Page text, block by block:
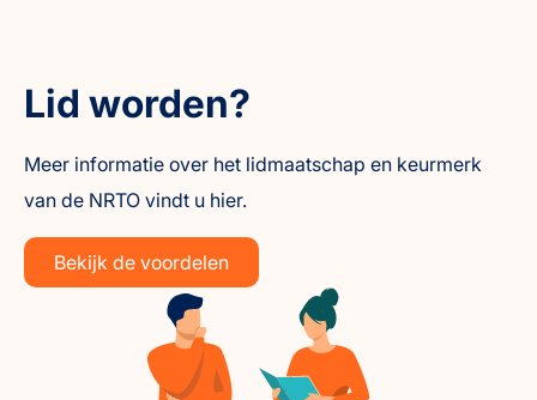
Lid worden?
Meer informatie over het lidmaatschap en keurmerk
van de NRTO vindt u hier.
Bekijk de voordelen